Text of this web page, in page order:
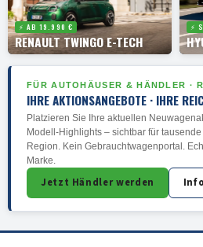
⚡ AB 19.990 €
RENAULT TWINGO E-TECH
⚡
FÜR AUTOHÄUSER & HÄNDLER ·
IHRE AKTIONSANGEBOTE · IHRE
Platzieren Sie Ihre aktuellen
Modell-Highlights – sichtbar für
Region. Kein Gebrauchtwagenportal.
Marke.
Jetzt Händler werden